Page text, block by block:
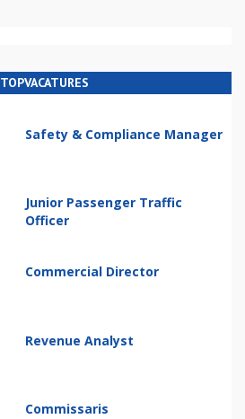
TOPVACATURES
Safety & Compliance Manager
Junior Passenger Traffic
Officer
Commercial Director
Revenue Analyst
Commissaris